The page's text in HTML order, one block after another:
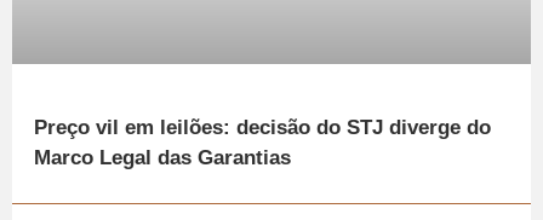
Preço vil em leilões: decisão do STJ diverge do
Marco Legal das Garantias